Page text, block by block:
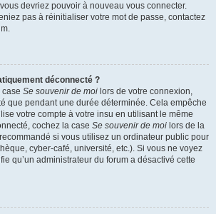
devriez pouvoir à nouveau vous connecter.
pas à réinitialiser votre mot de passe, contactez
déconnecté ?
Se souvenir de moi lors de votre connexion,
que pendant une durée déterminée. Cela empêche
votre compte à votre insu en utilisant le même
cochez la case Se souvenir de moi lors de la
si vous utilisez un ordinateur public pour
cyber-café, université, etc.). Si vous ne voyez
qu’un administrateur du forum a désactivé cette